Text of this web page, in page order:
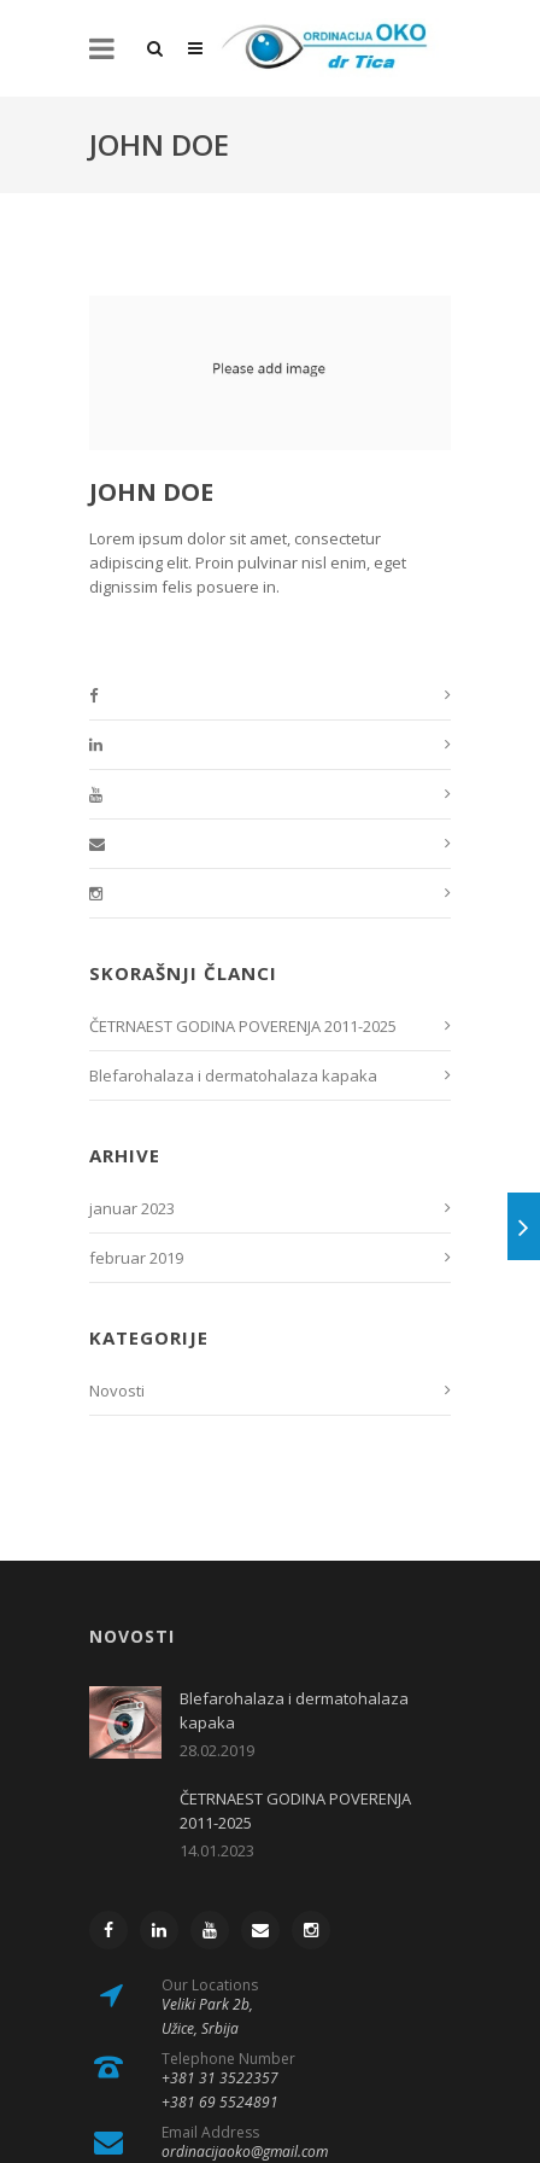
JOHN DOE
JOHN DOE
Lorem ipsum dolor sit amet, consectetur
adipiscing elit. Proin pulvinar nisl enim, eget
dignissim felis posuere in.
SKORAŠNJI ČLANCI
ČETRNAEST GODINA POVERENJA 2011-2025
Blefarohalaza i dermatohalaza kapaka
ARHIVE
januar 2023
februar 2019
KATEGORIJE
Novosti
NOVOSTI
Blefarohalaza i dermatohalaza
kapaka
28.02.2019
ČETRNAEST GODINA POVERENJA
2011-2025
14.01.2023
Our Locations
Veliki Park 2b,
Užice, Srbija
Telephone Number
+381 31 3522357
+381 69 5524891
Email Address
ordinacijaoko@gmail.com